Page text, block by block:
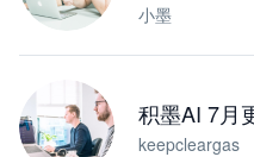
小墨
积墨AI 7月
keepcleargas